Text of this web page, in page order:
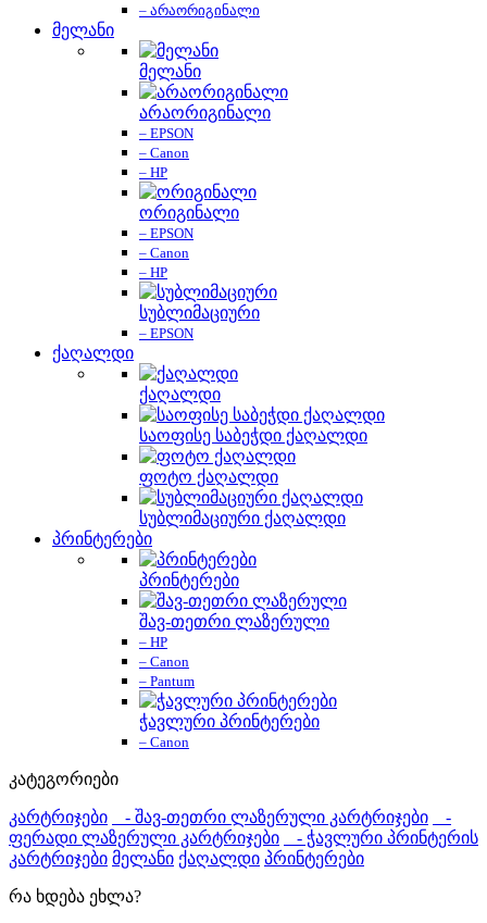
– არაორიგინალი
მელანი
მელანი
არაორიგინალი
– EPSON
– Canon
– HP
ორიგინალი
– EPSON
– Canon
– HP
სუბლიმაციური
– EPSON
ქაღალდი
ქაღალდი
საოფისე საბეჭდი ქაღალდი
ფოტო ქაღალდი
სუბლიმაციური ქაღალდი
პრინტერები
პრინტერები
შავ-თეთრი ლაზერული
– HP
– Canon
– Pantum
ჭავლური პრინტერები
– Canon
კატეგორიები
კარტრიჯები - შავ-თეთრი ლაზერული კარტრიჯები
-
ფერადი ლაზერული კარტრიჯები
- ჭავლური პრინტერის
კარტრიჯები მელანი ქაღალდი პრინტერები
რა ხდება ეხლა?